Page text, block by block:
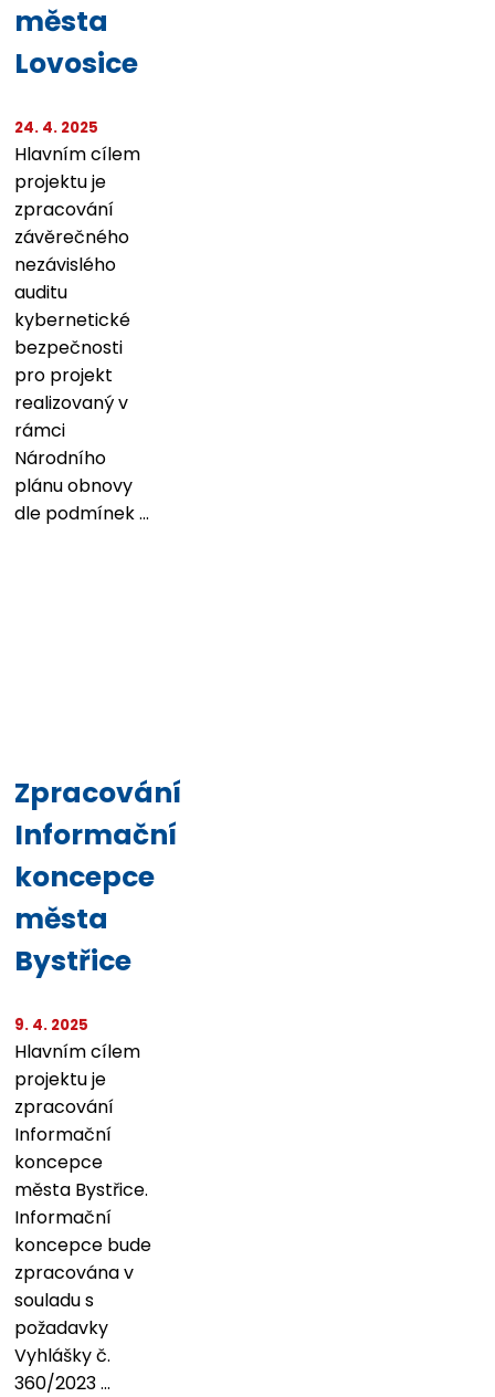
města
Lovosice
24. 4. 2025
Hlavním cílem
projektu je
zpracování
závěrečného
nezávislého
auditu
kybernetické
bezpečnosti
pro projekt
realizovaný v
rámci
Národního
plánu obnovy
dle podmínek ...
Zpracování
Informační
koncepce
města
Bystřice
9. 4. 2025
Hlavním cílem
projektu je
zpracování
Informační
koncepce
města Bystřice.
Informační
koncepce bude
zpracována v
souladu s
požadavky
Vyhlášky č.
360/2023 ...